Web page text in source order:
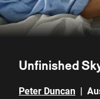
Unfinished
Peter Duncan |